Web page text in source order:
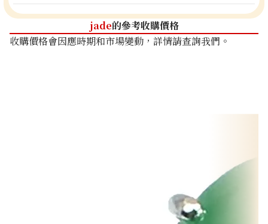
jade的參考收購價格
收購價格會因應時期和市場變動，詳情請查詢我們。